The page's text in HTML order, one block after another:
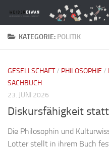
Zum Inhalt springen
KATEGORIE: POLITIK
GESELLSCHAFT/ PHILOSOPHIE /
SACHBUCH
23. JUNI 2026
Diskursfähigkeit
Die Philosophin und
Lotter stellt in ihrem Buch